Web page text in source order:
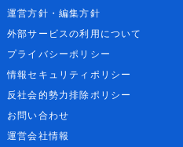
運営方針・編集方針
外部サービスの利用について
プライバシーポリシー
情報セキュリティポリシー
反社会的勢力排除ポリシー
お問い合わせ
運営会社情報